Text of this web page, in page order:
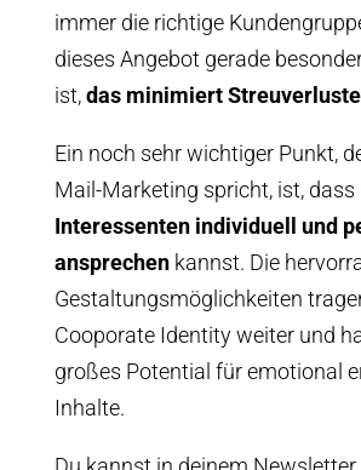
immer die richtige
dieses Angebot gerade
ist,das minimiert Streuverluste
Ein noch sehr wichtiger Punkt,
Mail-Marketing spricht, ist, dass
Interessenten individuell und
ansprechenkannst. Die
Gestaltungsmöglichkeiten
Cooporate Identity weiter und
großes Potential für emotional
Inhalte.